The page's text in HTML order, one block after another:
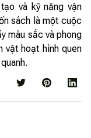
và kỹ năng vận
sách là một cuộc
màu sắc và phong
vật hoạt hình quen